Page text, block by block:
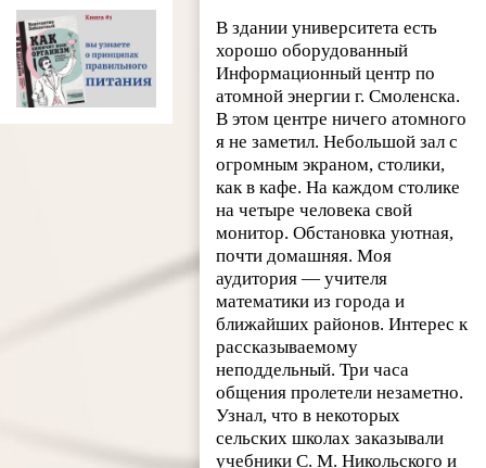
В здании университета есть
хорошо оборудованный
Информационный центр по
атомной энергии г. Смоленска.
В этом центре ничего атомного
я не заметил. Небольшой зал с
огромным экраном, столики,
как в кафе. На каждом столике
на четыре человека свой
монитор. Обстановка уютная,
почти домашняя. Моя
аудитория — учителя
математики из города и
ближайших районов. Интерес к
рассказываемому
неподдельный. Три часа
общения пролетели незаметно.
Узнал, что в некоторых
сельских школах заказывали
учебники С. М. Никольского и